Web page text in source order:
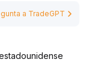
a TradeGPT